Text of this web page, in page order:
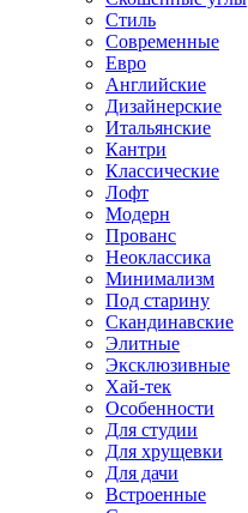
Стиль
Современные
Евро
Английские
Дизайнерские
Итальянские
Кантри
Классические
Лофт
Модерн
Прованс
Неоклассика
Минимализм
Под старину
Скандинавские
Элитные
Эксклюзивные
Хай-тек
Особенности
Для студии
Для хрущевки
Для дачи
Встроенные